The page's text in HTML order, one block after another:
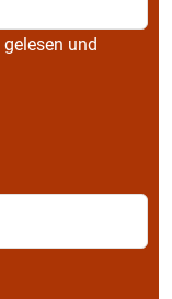
gelesen und